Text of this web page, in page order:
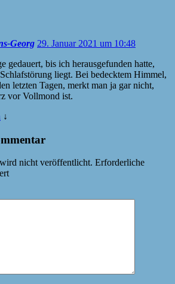
Georg 29. Januar 2021 um 10:48
gedauert, bis ich herausgefunden hatte,
liegt. Bei bedecktem Himmel,
letzten Tagen, merkt man ja gar nicht,
vor Vollmond ist.
↓
nicht veröffentlicht. Erforderliche